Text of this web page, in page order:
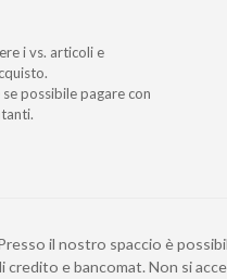
i vs. articoli e
possibile pagare con
il nostro spaccio è
credito e bancomat. Non si